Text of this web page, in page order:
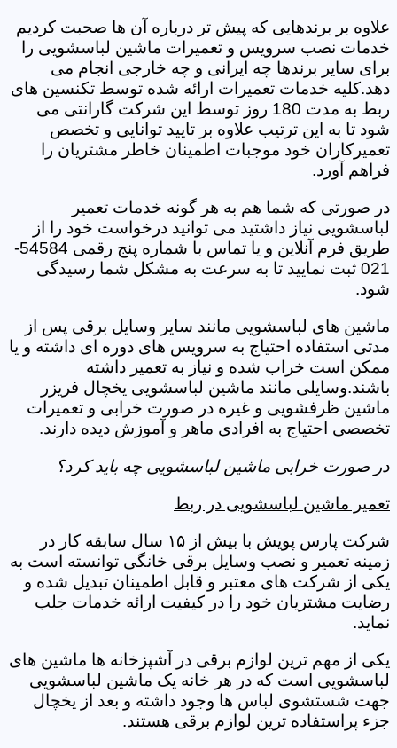
علاوه بر برندهایی که پیش تر درباره آن ها صحبت کردیم
خدمات نصب سرویس و تعمیرات ماشین لباسشویی را
برای سایر برندها چه ایرانی و چه خارجی انجام می
دهد.کلیه خدمات تعمیرات ارائه شده توسط تکنسین های
ربط به مدت 180 روز توسط این شرکت گارانتی می
شود تا به این ترتیب علاوه بر تایید توانایی و تخصص
تعمیرکاران خود موجبات اطمینان خاطر مشتریان را
فراهم آورد.
در صورتی که شما هم به هر گونه خدمات تعمیر
لباسشویی نیاز داشتید می توانید درخواست خود را از
طریق فرم آنلاین و یا تماس با شماره پنج رقمی 54584-
021 ثبت نمایید تا به سرعت به مشکل شما رسیدگی
شود.
ماشین های لباسشویی مانند سایر وسایل برقی پس از
مدتی استفاده احتیاج به سرویس های دوره ای داشته و یا
ممکن است خراب شده و نیاز به تعمیر داشته
باشند.وسایلی مانند ماشین لباسشویی یخچال فریزر
ماشین ظرفشویی و غیره در صورت خرابی و تعمیرات
تخصصی احتیاج به افرادی ماهر و آموزش دیده دارند.
در صورت خرابی ماشین لباسشویی چه باید کرد؟
تعمیر ماشین لباسشویی در ربط
شرکت پارس پویش با بیش از ۱۵ سال سابقه کار در
زمینه تعمیر و نصب وسایل برقی خانگی توانسته است به
یکی از شرکت های معتبر و قابل اطمینان تبدیل شده و
رضایت مشتریان خود را در کیفیت ارائه خدمات جلب
نماید.
یکی از مهم ترین لوازم برقی در آشپزخانه ها ماشین های
لباسشویی است که در هر خانه یک ماشین لباسشویی
جهت شستشوی لباس ها وجود داشته و بعد از یخچال
جزء پراستفاده ترین لوازم برقی هستند.